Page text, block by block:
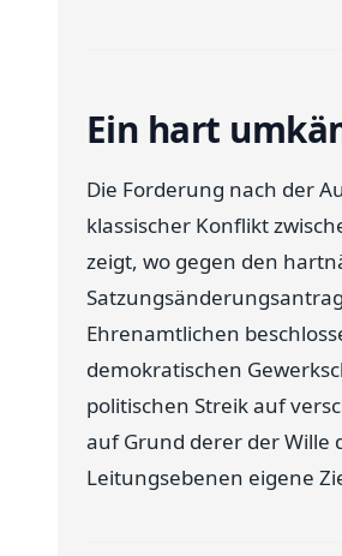
Ein hart
Die Forderung nach der
klassischer Konflikt
zeigt, wo gegen den
Ehrenamtlichen
demokratischen
politischen Streik auf
auf Grund derer der Wille
Leitungsebenen eigene